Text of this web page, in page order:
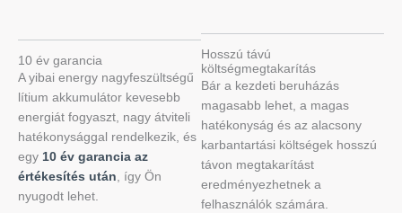
10 év garancia
A yibai energy nagyfeszültségű
lítium akkumulátor kevesebb
energiát fogyaszt, nagy átviteli
hatékonysággal rendelkezik, és
egy 10 év garancia az
értékesítés után, így Ön
nyugodt lehet.
Hosszú távú
költségmegtakarítás
Bár a kezdeti beruházás
magasabb lehet, a magas
hatékonyság és az alacsony
karbantartási költségek hosszú
távon megtakarítást
eredményezhetnek a
felhasználók számára.